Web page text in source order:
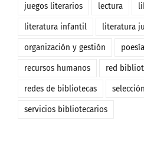
juegos literarios lectura
literatura infantil literatura
organización y gestión poesía
recursos humanos red
redes de bibliotecas
servicios bibliotecarios